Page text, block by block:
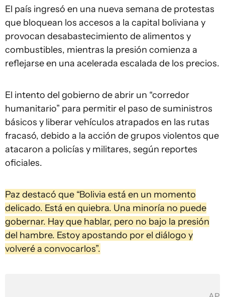
El país ingresó en una nueva semana de protestas
que bloquean los accesos a la capital boliviana y
provocan desabastecimiento de alimentos y
combustibles, mientras la presión comienza a
reflejarse en una acelerada escalada de los precios.
El intento del gobierno de abrir un “corredor
humanitario” para permitir el paso de suministros
básicos y liberar vehículos atrapados en las rutas
fracasó, debido a la acción de grupos violentos que
atacaron a policías y militares, según reportes
oficiales.
Paz destacó que “Bolivia está en un momento
delicado. Está en quiebra. Una minoría no puede
gobernar. Hay que hablar, pero no bajo la presión
del hambre. Estoy apostando por el diálogo y
volveré a convocarlos”.